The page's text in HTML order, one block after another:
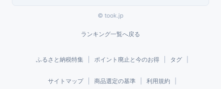
© took.jp
ランキング一覧へ戻る
ふるさと納税特集 ポイント廃止と今のお得 タグ
サイトマップ 商品選定の基準 利用規約